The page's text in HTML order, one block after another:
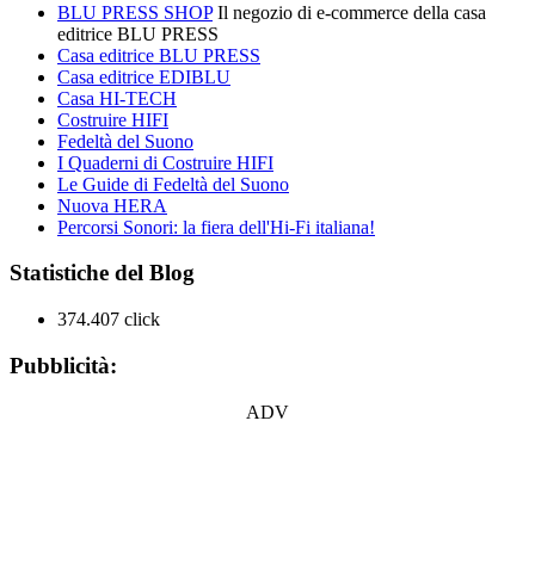
BLU PRESS SHOPIl negozio di e-commerce della casa
editrice BLU PRESS
Casa editrice BLU PRESS
Casa editrice EDIBLU
Casa HI-TECH
Costruire HIFI
Fedeltà del Suono
I Quaderni di Costruire HIFI
Le Guide di Fedeltà del Suono
Nuova HERA
Percorsi Sonori: la fiera dell'Hi-Fi italiana!
Statistiche del Blog
374.407 click
Pubblicità:
ADV